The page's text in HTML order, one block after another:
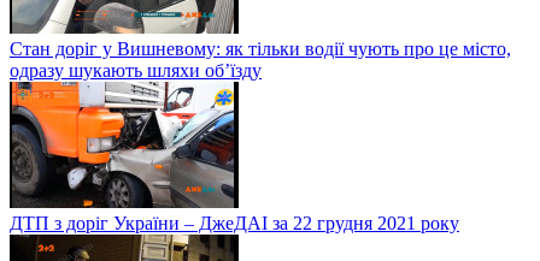
Стан доріг у Вишневому: як тільки водії чують про це місто,
одразу шукають шляхи об’їзду
ДТП з доріг України – ДжеДАІ за 22 грудня 2021 року